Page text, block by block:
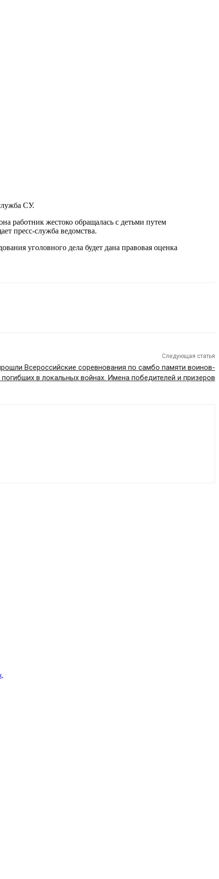
СУ.
работник жестоко обращалась с детьми путем
пресс-служба ведомства.
уголовного дела будет дана правовая оценка
Следующая статья
Всероссийские соревнования по самбо памяти воинов-
погибших в локальных войнах. Имена победителей и призеров